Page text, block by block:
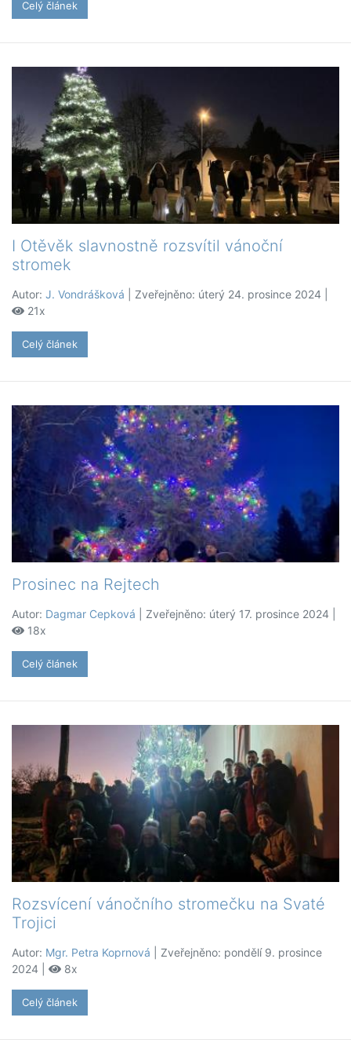
Celý článek
I Otěvěk slavnostně rozsvítil vánoční
stromek
Autor: J. Vondrášková | Zveřejněno: úterý 24. prosince 2024 |
21x
Celý článek
Prosinec na Rejtech
Autor: Dagmar Cepková | Zveřejněno: úterý 17. prosince 2024 |
18x
Celý článek
Rozsvícení vánočního stromečku na Svaté
Trojici
Autor: Mgr. Petra Koprnová | Zveřejněno: pondělí 9. prosince
2024 |
8x
Celý článek